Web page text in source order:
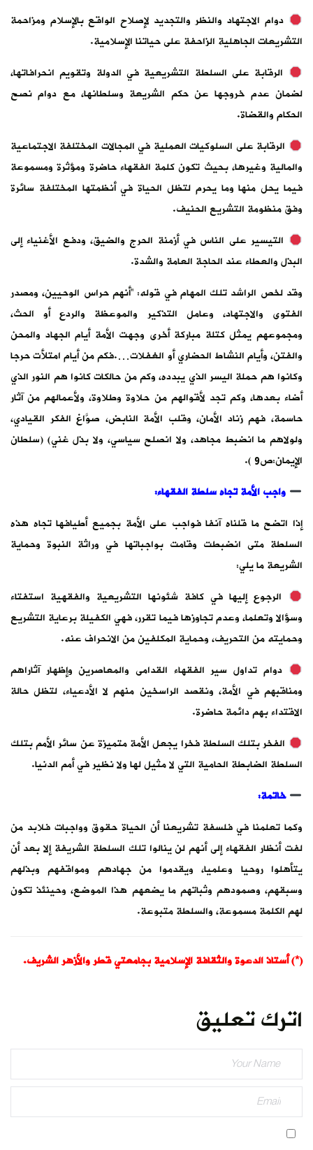
دوام الاجتهاد والنظر والتجديد لإصلاح الواقع بالإسلام ومزاحمة
التشريعات الجاهلية الزاحفة على حياتنا الإسلامية.
الرقابة على السلطة التشريعية في الدولة وتقويم انحرافاتها،
لضمان عدم خروجها عن حكم الشريعة وسلطانها، مع دوام نصح
الحكام والقضاة.
الرقابة على السلوكيات العملية في المجالات المختلفة الاجتماعية
والمالية وغيرها، بحيث تكون كلمة الفقهاء حاضرة ومؤثرة ومسموعة
فيما يحل منها وما يحرم لتظل الحياة في أنظمتها المختلفة سائرة
وفق منظومة التشريع الحنيف.
التيسير على الناس في أزمنة الحرج والضيق، ودفع الأغنياء إلى
البذل والعطاء عند الحاجة العامة والشدة.
وقد لخص الراشد تلك المهام في قوله: “أنهم حراس الوحيين، ومصدر
الفتوى والاجتهاد، وعامل التذكير والموعظة والردع أو الحث،
ومجموعهم يمثل كتلة مباركة أخرى وجهت الأمة أيام الجهاد والمحن
والفتن، وأيام النشاط الحضاري أو الغفلات….فكم من أيام امتلأت حرجا
وكانوا هم حملة اليسر الذي يبدده، وكم من حالكات كانوا هم النور الذي
أضاء بعدها، وكم تجد لأقوالهم من حلاوة وطلاوة، ولأعمالهم من آثار
حاسمة، فهم زناد الأمان، وقلب الأمة النابض، صوَّاغ الفكر القيادي،
ولولاهم ما انضبط مجاهد، ولا انصلح سياسي، ولا بذل غني) (سلطان
الإيمان:ص9 ).
واجب الأمة تجاه سلطة الفقهاء:
إذا اتضح ما قلناه آنفا فواجب على الأمة بجميع أطيافها تجاه هذه
السلطة متى انضبطت وقامت بواجباتها في وراثة النبوة وحماية
الشريعة ما يلي:
الرجوع إليها في كافة شئونها التشريعية والفقهية استفتاء
وسؤالا وتعلما، وعدم تجاوزها فيما تقرر، فهي الكفيلة برعاية التشريع
وحمايته من التحريف، وحماية المكلفين من الانحراف عنه.
دوام تداول سير الفقهاء القدامى والمعاصرين وإظهار آثاراهم
ومناقبهم في الأمة، ونقصد الراسخين منهم لا الأدعياء، لتظل حالة
الاقتداء بهم دائمة حاضرة.
الفخر بتلك السلطة فخرا يجعل الأمة متميزة عن سائر الأمم بتلك
السلطة الضابطة الحامية التي لا مثيل لها ولا نظير في أمم الدنيا.
خاتمة:
وكما تعلمنا في فلسفة تشريعنا أن الحياة حقوق وواجبات فلابد من
لفت أنظار الفقهاء إلى أنهم لن ينالوا تلك السلطة الشريفة إلا بعد أن
يتأهلوا روحيا وعلميا، ويقدموا من جهادهم ومواقفهم وبذلهم
وسبقهم، وصمودهم وثباتهم ما يضعهم هذا الموضع، وحينئذ تكون
لهم الكلمة مسموعة، والسلطة متبوعة.
(*) أستاذ الدعوة والثقافة الإسلامية بجامعتي قطر والأزهر الشريف.
اترك تعليق